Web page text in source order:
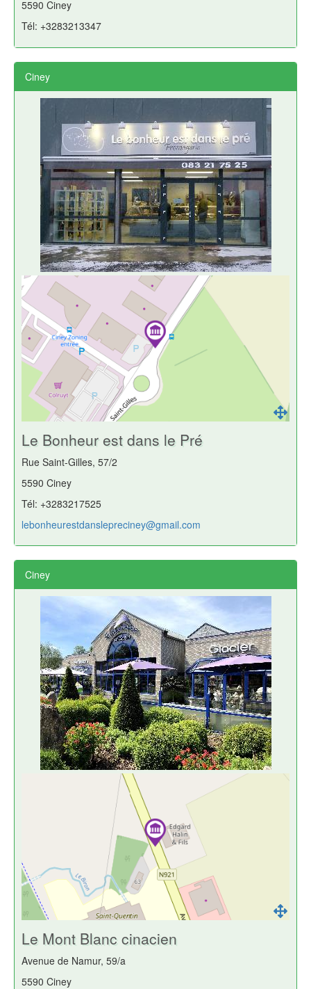
5590 Ciney
Tél: +3283213347
Ciney
Le Bonheur est dans le Pré
Rue Saint-Gilles, 57/2
5590 Ciney
Tél: +3283217525
lebonheurestdanslepreciney@gmail.com
Ciney
Le Mont Blanc cinacien
Avenue de Namur, 59/a
5590 Ciney